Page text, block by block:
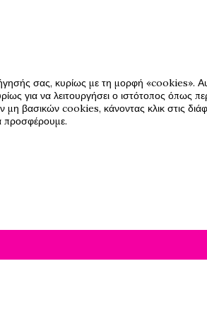
σας, κυρίως με τη μορφή «cookies».
για να λειτουργήσει ο ιστότοπος όπως
βασικών cookies, κάνοντας κλικ στις
προσφέρουμε.